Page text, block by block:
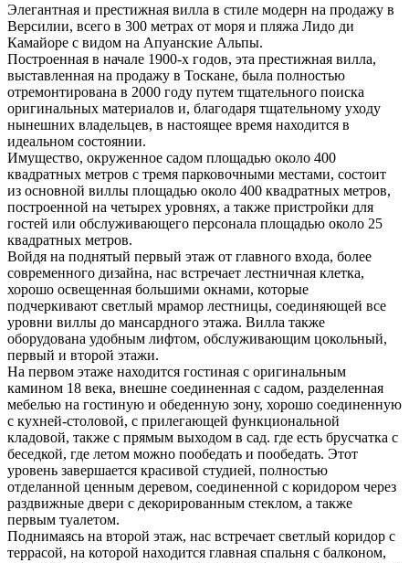
Элегантная и престижная вилла в стиле модерн на продажу в
Версилии, всего в 300 метрах от моря и пляжа Лидо ди
Камайоре с видом на Апуанские Альпы.
Построенная в начале 1900-х годов, эта престижная вилла,
выставленная на продажу в Тоскане, была полностью
отремонтирована в 2000 году путем тщательного поиска
оригинальных материалов и, благодаря тщательному уходу
нынешних владельцев, в настоящее время находится в
идеальном состоянии.
Имущество, окруженное садом площадью около 400
квадратных метров с тремя парковочными местами, состоит
из основной виллы площадью около 400 квадратных метров,
построенной на четырех уровнях, а также пристройки для
гостей или обслуживающего персонала площадью около 25
квадратных метров.
Войдя на поднятый первый этаж от главного входа, более
современного дизайна, нас встречает лестничная клетка,
хорошо освещенная большими окнами, которые
подчеркивают светлый мрамор лестницы, соединяющей все
уровни виллы до мансардного этажа. Вилла также
оборудована удобным лифтом, обслуживающим цокольный,
первый и второй этажи.
На первом этаже находится гостиная с оригинальным
камином 18 века, внешне соединенная с садом, разделенная
мебелью на гостиную и обеденную зону, хорошо соединенную
с кухней-столовой, с прилегающей функциональной
кладовой, также с прямым выходом в сад. где есть брусчатка с
беседкой, где летом можно пообедать и пообедать. Этот
уровень завершается красивой студией, полностью
отделанной ценным деревом, соединенной с коридором через
раздвижные двери с декорированным стеклом, а также
первым туалетом.
Поднимаясь на второй этаж, нас встречает светлый коридор с
террасой, на которой находится главная спальня с балконом,